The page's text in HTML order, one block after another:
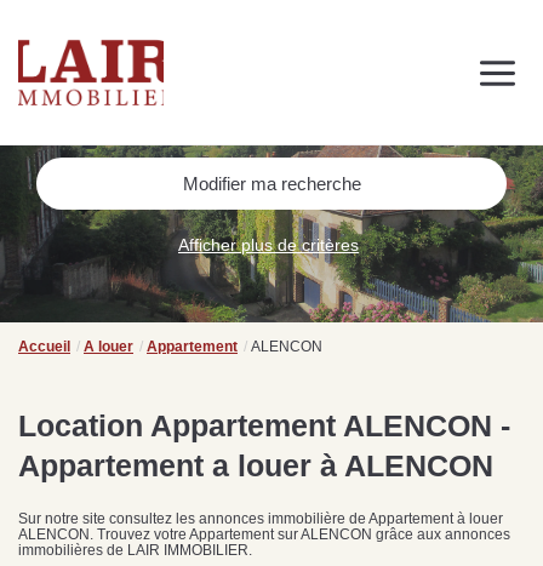
Immobilier
Nous découvrir
Nos services
Contact
Nos actualités
SUIVEZ-NOUS SUR LES RÉSEAUX SOCIAUX
NOS CONSEILS IMMO
pour vous accompagner dans vos projets
Procéder à des travaux
d’isolation à Fresnay-sur-
Sarthe pour booster sa
estimation immobilière à
Bagnoles-de-l’Orne :
Modifier ma recherche
Afficher plus de critères
Accueil A louer Appartement ALENCON
Location Appartement ALENCON -
Appartement a louer à ALENCON
Sur notre site consultez les annonces immobilière de Appartement à louer
ALENCON. Trouvez votre Appartement sur ALENCON grâce aux annonces
immobilières de LAIR IMMOBILIER.